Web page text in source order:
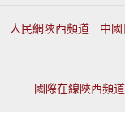
人民網陝西頻道
中
國際在線陝西頻